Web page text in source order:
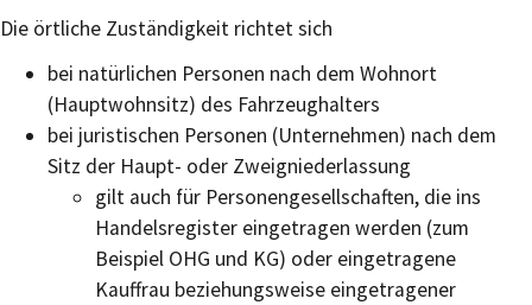
Die örtliche Zuständigkeit richtet sich
bei natürlichen Personen nach dem Wohnort
(Hauptwohnsitz) des Fahrzeughalters
bei juristischen Personen (Unternehmen) nach dem
Sitz der Haupt- oder Zweigniederlassung
gilt auch für Personengesellschaften, die ins
Handelsregister eingetragen werden (zum
Beispiel OHG und KG) oder eingetragene
Kauffrau beziehungsweise eingetragener